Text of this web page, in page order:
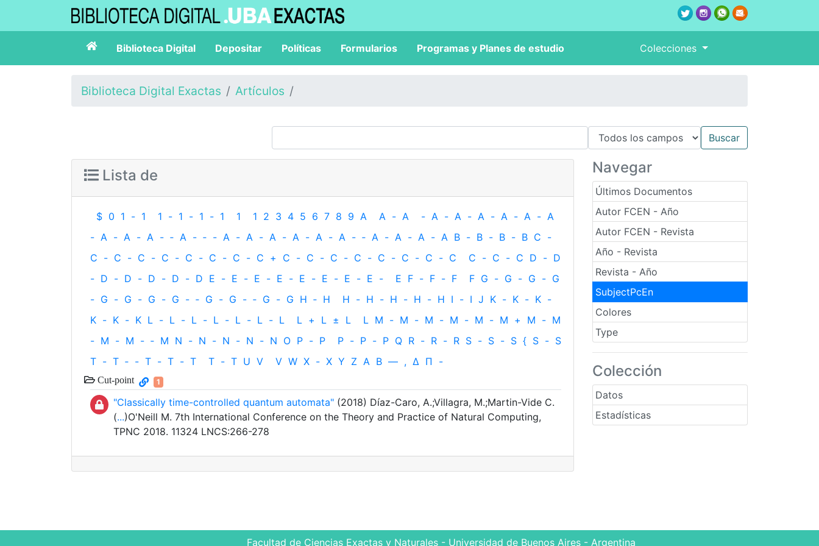
Biblioteca Digital Depositar Políticas Formularios Programas y Planes de estudio Colecciones
Biblioteca Digital Exactas Artículos
Navegar
Últimos Documentos
Autor FCEN - Año
Autor FCEN - Revista
Año - Revista
Revista - Año
SubjectPcEn
Colores
Type
Colección
Datos
Estadísticas
Lista de
$ 0 1 - 1 1 - 1 - 1 - 1 1 1 2 3 4 5 6 7 8 9 A A - A - A - A - A - A - A - A
- A - A - A - ‐ A - ‐ - A - A - A - A - A - A - ‐ A - A - A - A B - B - B - B C -
C - C - C - C - C - C - C - C + C - C - C - C - C - C - C - C C - C - C D - D
- D - D - D - D - D E - E - E - E - E - E - E - E - E F - F - F F G - G - G - G
- G - G - G - G - ‐ G - G - ‐ G - G H ‐ H H - H - H - H - H I - I J K - K - K -
K - K - K L - L - L - L - L - L - L L + L ± L L M - M - M - M - M - M + M - M
- M - M - ‐ M N - N - N - N - N O P - P P - P - P Q R - R - R S - S - S { S - S
T - T ‐ - T - T - T T - T U V V W X - X Y Z Α Β — , Δ Π -
Cut-point 1
"Classically time-controlled quantum automata" (2018) Díaz-Caro, A.;Villagra, M.;Martin-Vide C.
(...)O'Neill M. 7th International Conference on the Theory and Practice of Natural Computing,
TPNC 2018. 11324 LNCS:266-278
Facultad de Ciencias Exactas y Naturales - Universidad de Buenos Aires - Argentina